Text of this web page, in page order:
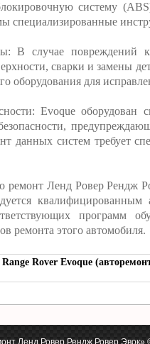
систему
специализированные
В случае повреждений
сварки и замены
оборудования для
Evoque оборудован
данных систем требует
ремонт Ленд Ровер Рендж
квалифицированным
программ
ремонта этого автомобиля.
Rover Evoque
Ленд Ровер Рендж Ровер